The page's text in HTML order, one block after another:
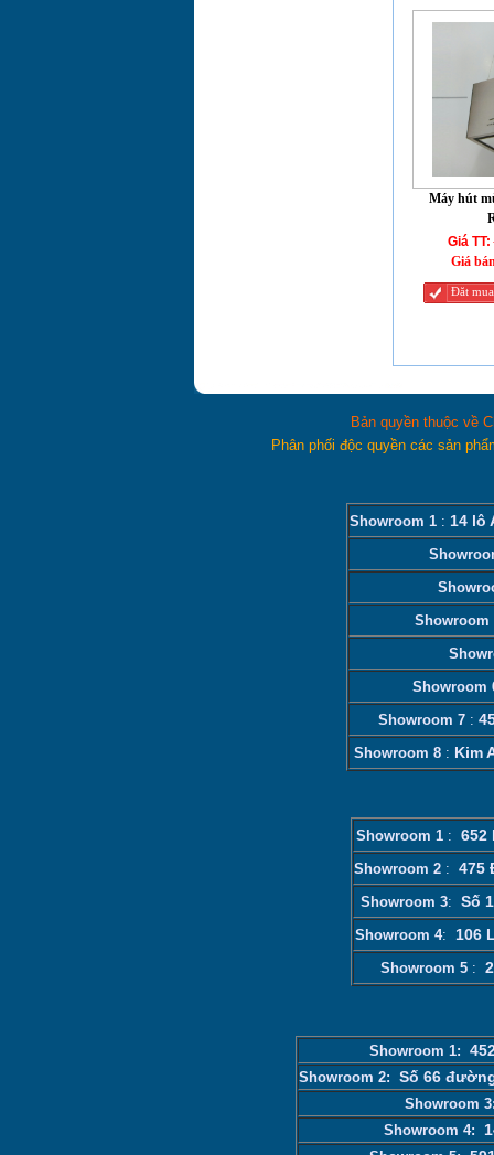
Máy hút
Giá TT:
Giá
Đăt mua
Bản quyền thuộc về
Phân phối độc quyền các sản
Showroom 1 : 14 lô
Showroom
Showroom
Showroom 7 :
Showroom 8 : Kim
Showroom 1 : 652
Showroom 2 : 475
Showroom 3: Số
Showroom 4: 106
Showroom 5 :
Showroom 1:
Showroom 2: Số 66
Showroom
Showroom 4: